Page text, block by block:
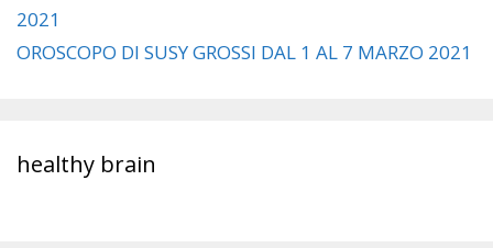
2021
OROSCOPO DI SUSY GROSSI DAL 1 AL 7 MARZO 2021
healthy brain